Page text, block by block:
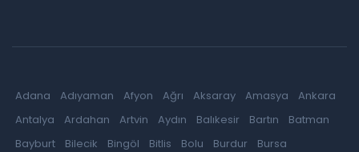
Adana Adıyaman Afyon Ağrı Aksaray Amasya
Ankara
Antalya
Ardahan Artvin Aydın Balıkesir Bartın
Batman
Bayburt
Bilecik Bingöl Bitlis Bolu Burdur
Bursa